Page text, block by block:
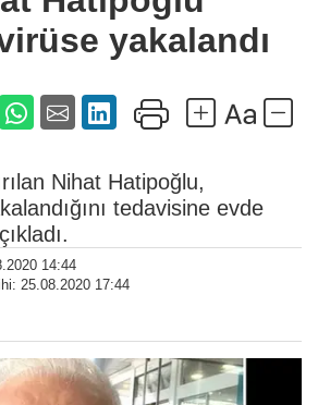
yakalandı
Nihat Hatipoğlu,
tedavisine evde
14:44
25.08.2020 17:44